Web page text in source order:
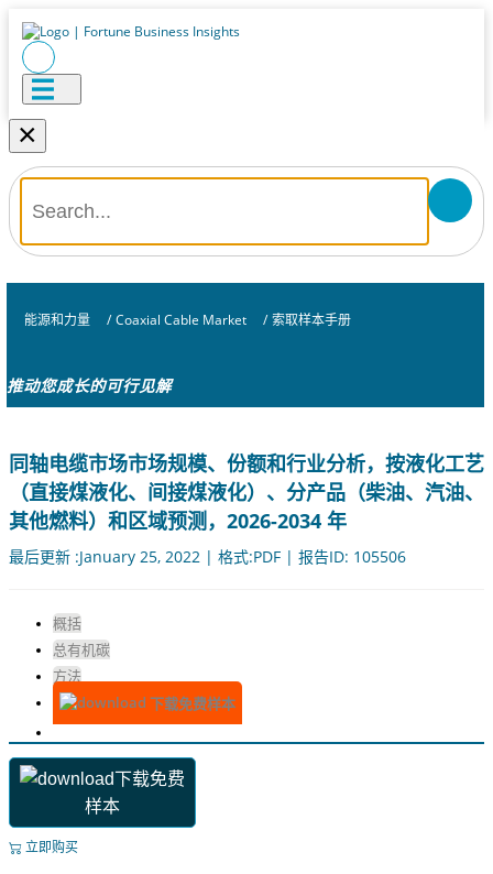
×
能源和力量 / Coaxial Cable Market / 索取样本手册
推动您成长的可行见解
同轴电缆市场市场规模、份额和行业分析，按液化工艺
（直接煤液化、间接煤液化）、分产品（柴油、汽油、
其他燃料）和区域预测，2026-2034 年
最后更新 :January 25, 2022 | 格式:PDF | 报告ID: 105506
概括
总有机碳
方法
下载免费样本
下载免费
样本
立即购买